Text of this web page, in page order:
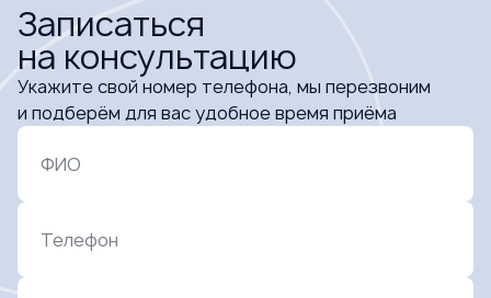
Записаться
на консультацию
Укажите свой номер телефона, мы перезвоним
и подберём для вас удобное время приёма
ФИО
Телефон